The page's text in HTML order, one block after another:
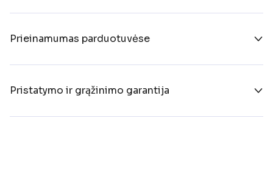
Prieinamumas parduotuvėse
Pristatymo ir grąžinimo garantija